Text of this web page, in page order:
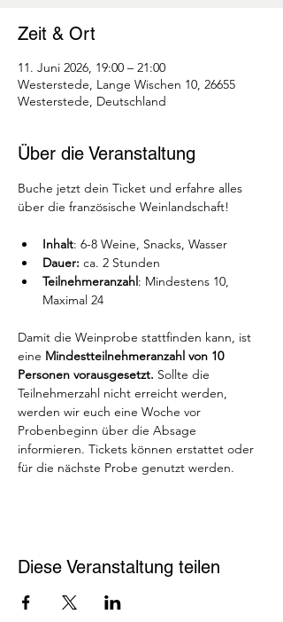
Zeit & Ort
11. Juni 2026, 19:00 – 21:00
Westerstede, Lange Wischen 10, 26655
Westerstede, Deutschland
Über die Veranstaltung
Buche jetzt dein Ticket und erfahre alles
über die französische Weinlandschaft!
Inhalt: 6-8 Weine, Snacks, Wasser
Dauer: ca. 2 Stunden
Teilnehmeranzahl: Mindestens 10,
Maximal 24
Damit die Weinprobe stattfinden kann, ist
eine Mindestteilnehmeranzahl von 10
Personen vorausgesetzt. Sollte die
Teilnehmerzahl nicht erreicht werden,
werden wir euch eine Woche vor
Probenbeginn über die Absage
informieren. Tickets können erstattet oder
für die nächste Probe genutzt werden.
Diese Veranstaltung teilen